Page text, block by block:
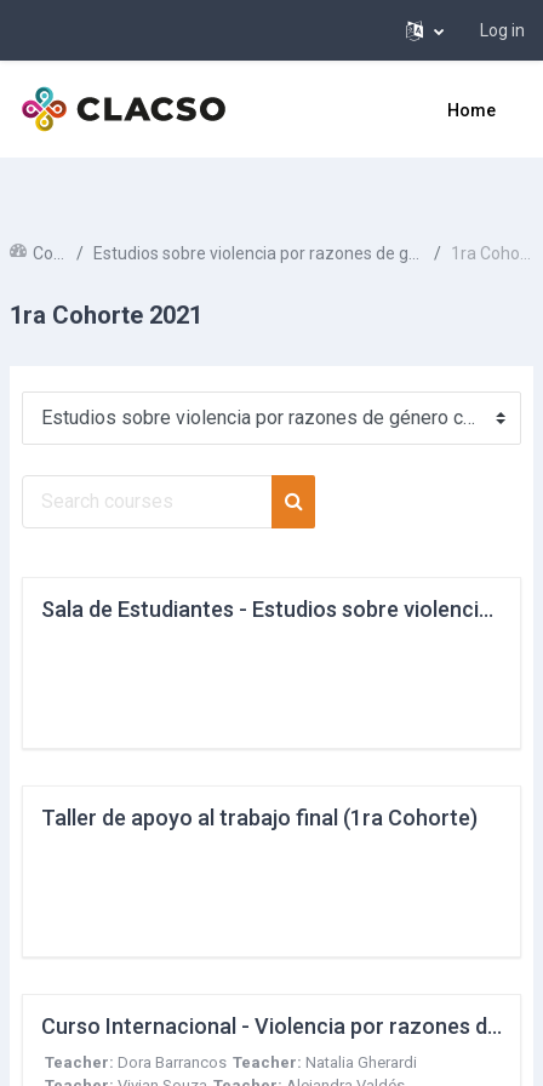
Log in
Home
Courses Estudios sobre violencia por razones de género contra las mujeres 1ra Cohorte 2021
1ra Cohorte 2021
Course categories
Search courses
Sala de Estudiantes - Estudios sobre violencia por razones de género contra las mujeres (1ra Cohorte)
Taller de apoyo al trabajo final (1ra Cohorte)
Curso Internacional - Violencia por razones de género contra las Mujeres. Análisis de las políticas públicas en América Latina (1ra Cohorte)
Teacher: Dora Barrancos Teacher: Natalia Gherardi